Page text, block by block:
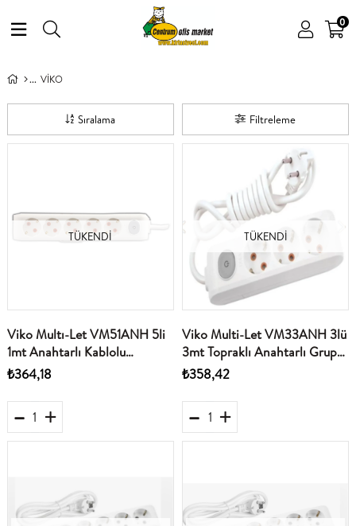
0
VİKO
Filtreleme
Sıralama
TÜKENDI
Viko Multı-Let VM51ANH 5li
1mt Anahtarlı Kablolu
(90117501)
₺364,18
TÜKENDI
Viko Multi-Let VM33ANH 3lü
3mt Topraklı Anahtarlı Grup
Priz 90117303
₺358,42